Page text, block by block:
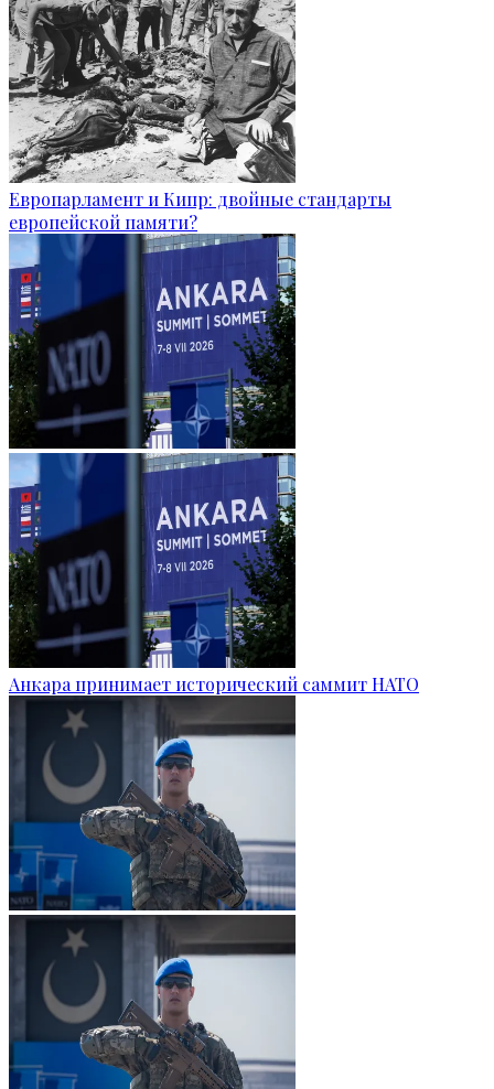
Европарламент и Кипр: двойные стандарты
европейской памяти?
Анкара принимает исторический саммит НАТО